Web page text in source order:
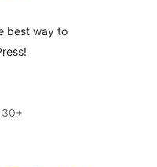
best way to
30+